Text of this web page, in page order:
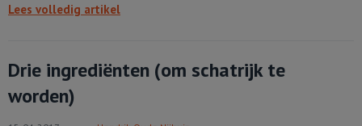
Lees volledig artikel
Drie ingrediënten (om schatrijk te
worden)